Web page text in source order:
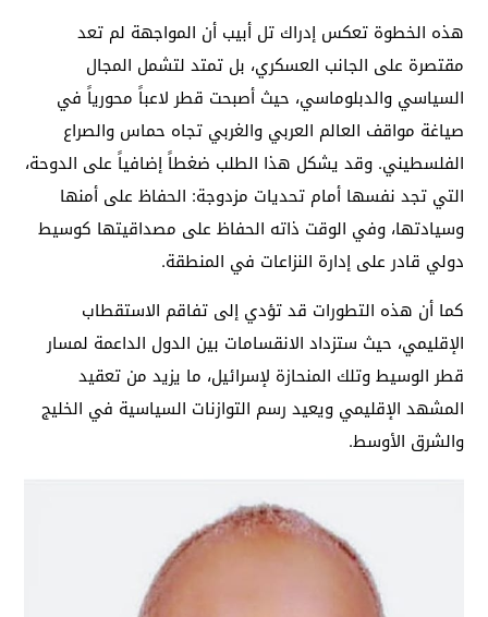
هذه الخطوة تعكس إدراك تل أبيب أن المواجهة لم تعد
مقتصرة على الجانب العسكري، بل تمتد لتشمل المجال
السياسي والدبلوماسي، حيث أصبحت قطر لاعباً محورياً في
صياغة مواقف العالم العربي والغربي تجاه حماس والصراع
الفلسطيني. وقد يشكل هذا الطلب ضغطاً إضافياً على الدوحة،
التي تجد نفسها أمام تحديات مزدوجة: الحفاظ على أمنها
وسيادتها، وفي الوقت ذاته الحفاظ على مصداقيتها كوسيط
دولي قادر على إدارة النزاعات في المنطقة.
كما أن هذه التطورات قد تؤدي إلى تفاقم الاستقطاب
الإقليمي، حيث ستزداد الانقسامات بين الدول الداعمة لمسار
قطر الوسيط وتلك المنحازة لإسرائيل، ما يزيد من تعقيد
المشهد الإقليمي ويعيد رسم التوازنات السياسية في الخليج
والشرق الأوسط.